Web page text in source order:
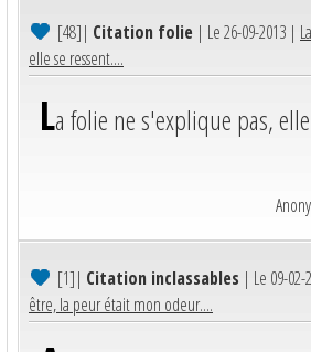
[48]| Citation folie | Le 26-09-2013 |
elle se ressent....
La folie ne s'explique pas,
[1]| Citation inclassables | Le 09-02-
être, la peur était mon odeur....